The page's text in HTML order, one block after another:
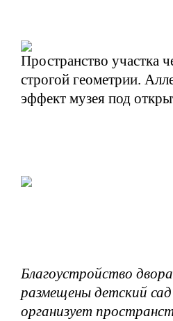
Пространство участка
строгой геометрии.
эффект музея под
Благоустройство
размещены детский
организует